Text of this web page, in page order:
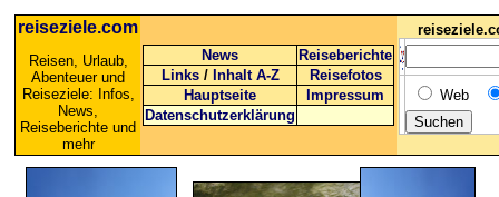
reiseziele.com
Reisen, Urlaub,
Abenteuer und
Reiseziele: Infos,
News,
Reiseberichte und
mehr
News
Reiseberichte
Links / Inhalt A-Z
Reisefotos
Hauptseite
Impressum
Datenschutzerklärung
Web